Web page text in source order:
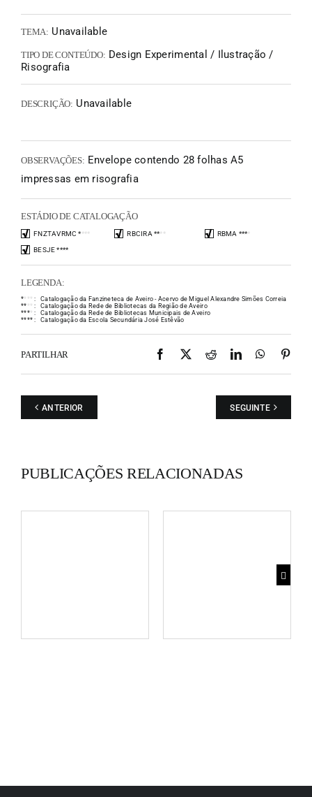
TEMA: Unavailable
TIPO DE CONTEÚDO: Design Experimental / Ilustração /
Risografia
DESCRIÇÃO: Unavailable
OBSERVAÇÕES: Envelope contendo 28 folhas A5
impressas em risografia
ESTÁDIO DE CATALOGAÇÃO
FNZTAVRMC **** RBCIRA **** RBMA ****
BESJE ****
LEGENDA:
** * * :
Catalogação da Fanzineteca de Aveiro - Acervo de Miguel Alexandre Simões Correia
** * * :
Catalogação da Rede de Bibliotecas da Região de Aveiro
**** :
Catalogação da Rede de Bibliotecas Municipais de Aveiro
**** : Catalogação da Escola Secundária José Estêvão
PARTILHAR Facebook
X RedditLinkedIn
ANTERIOR SEGUINTE
PUBLICAÇÕES RELACIONADAS